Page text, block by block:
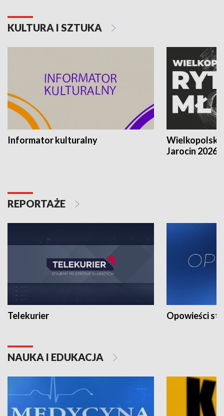
KULTURA I SZTUKA
Informator kulturalny
Jarocin 2026
REPORTAŻE
Telekurier Opowieści
NAUKA I EDUKACJA